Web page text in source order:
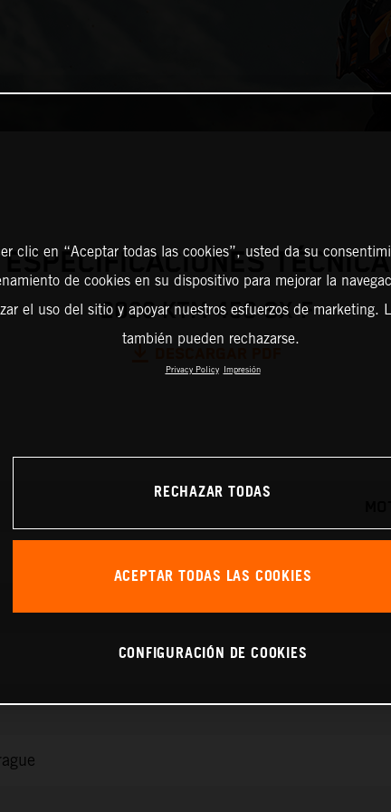
ESPECIFICACIONES
2026 KTM 450 SX-F
clic en “Aceptar todas las cookies”, usted da su
de cookies en su dispositivo para mejorar la
el uso del sitio y apoyar nuestros esfuerzos de marketing.
también pueden rechazarse.
Privacy Policy Impresión
RECHAZAR TODAS
ACEPTAR TODAS LAS COOKIES
CONFIGURACIÓN DE COOKIES